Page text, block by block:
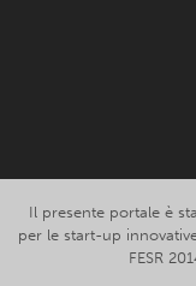
Il presente portale è
per le start-up
FESR